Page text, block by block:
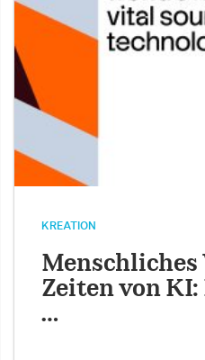
KREATION
Menschliches
Zeiten von
…